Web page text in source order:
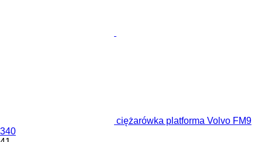
ciężarówka platforma Volvo FM9
340